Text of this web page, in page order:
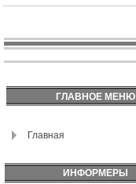
ГЛАВНОЕ МЕНЮ
Главная
ИНФОРМЕРЫ